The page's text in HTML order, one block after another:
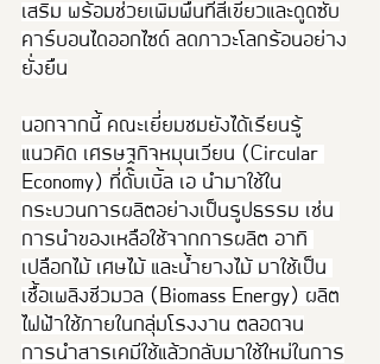
เสริม พร้อมช่วยเพิ่มพื้นที่สีเขียวและดูดซับ
คาร์บอนไดออกไซด์ ลดภาวะโลกร้อนอย่าง
ยั่งยืน
นอกจากนี้ คณะเยี่ยมชมยังได้เรียนรู้
แนวคิด เศรษฐกิจหมุนเวียน (Circular
Economy) ที่ดั๊บเบิ้ล เอ นำมาใช้ใน
กระบวนการผลิตอย่างเป็นรูปธรรม เช่น
การนำของเหลือใช้จากการผลิต อาทิ
เปลือกไม้ เศษไม้ และน้ำยางไม้ มาใช้เป็น
เชื้อเพลิงชีวมวล (Biomass Energy) ผลิต
ไฟฟ้าใช้ภายในกลุ่มโรงงาน ตลอดจน
การนำสารเคมีใช้แล้วกลับมาใช้ใหม่ในการ